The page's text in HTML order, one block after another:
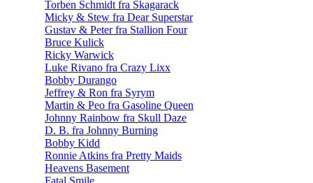
Torben Schmidt fra Skagarack
Micky & Stew fra Dear Superstar
Gustav & Peter fra Stallion Four
Bruce Kulick
Ricky Warwick
Luke Rivano fra Crazy Lixx
Bobby Durango
Jeffrey & Ron fra Syrym
Martin & Peo fra Gasoline Queen
Johnny Rainbow fra Skull Daze
D. B. fra Johnny Burning
Bobby Kidd
Ronnie Atkins fra Pretty Maids
Heavens Basement
Fatal Smile